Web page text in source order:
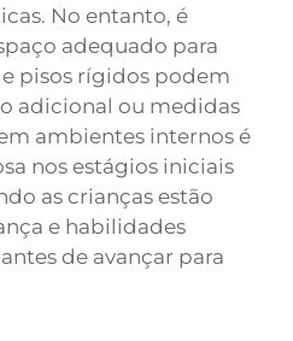
No entanto, é
adequado para
pisos rígidos podem
adicional ou medidas
ambientes internos é
nos estágios iniciais
as crianças estão
e habilidades
de avançar para